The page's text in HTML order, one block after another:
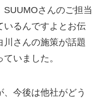
SUUMOさんのご担当
いるんですよとお伝
川さんの施策が話題
いました。
今後は他社がどう